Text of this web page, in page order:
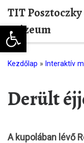
Eszköztár
Skip to content
TIT
Múzeum
Kezdőlap » Interaktív
Derült
A kupolában lévő